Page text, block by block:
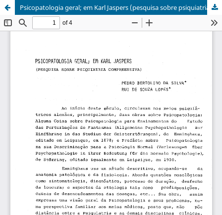
Psicopatologia geral; em Karl Jaspers (pesquisa sobre psiquiatria compreensiva)